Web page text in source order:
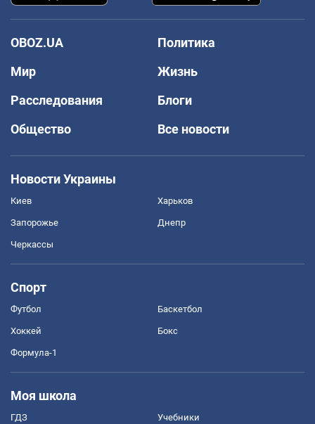
OBOZ.UA
Политика
Мир
Жизнь
Расследования
Блоги
Общество
Все новости
Новости Украины
Киев Харьков
Запорожье Днепр
Черкассы
Спорт
Футбол Баскетбол
Хоккей Бокс
Формула-1
Моя школа
ГДЗ Учебники